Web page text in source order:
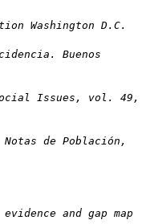
Washington D.C.
Buenos
Issues, vol. 49,
de Población,
and gap map